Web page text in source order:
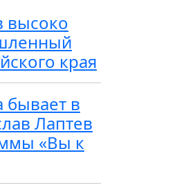
высоко
края
в
Лаптев
«Вы к